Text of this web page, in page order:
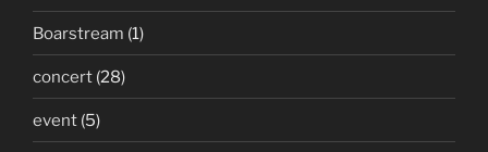
Boarstream (1)
concert (28)
event (5)